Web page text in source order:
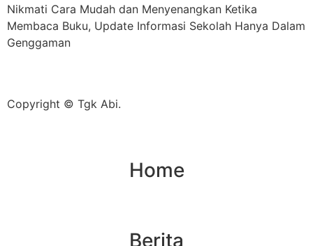
Nikmati Cara Mudah dan Menyenangkan Ketika
Membaca Buku, Update Informasi Sekolah Hanya Dalam
Genggaman
Copyright © Tgk Abi.
Home
Berita